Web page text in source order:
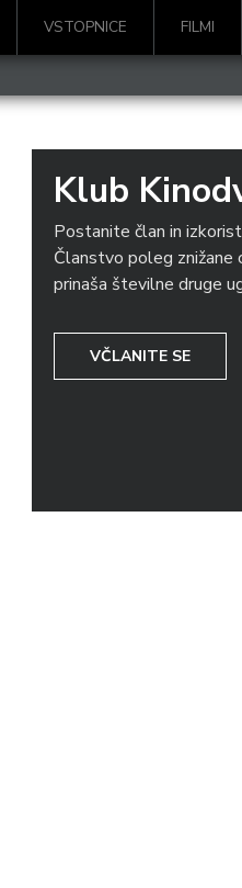
VSTOPNICE FILMI
Klub
Postanite član in
Članstvo poleg znižane
prinaša številne druge
VČLANITE SE